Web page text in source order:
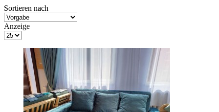
Sortieren nach
Anzeige